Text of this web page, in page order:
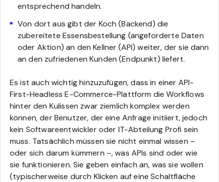
entsprechend handeln.
Von dort aus gibt der Koch (Backend) die
zubereitete Essensbestellung (angeforderte Daten
oder Aktion) an den Kellner (API) weiter, der sie dann
an den zufriedenen Kunden (Endpunkt) liefert.
Es ist auch wichtig hinzuzufügen, dass in einer API-
First-Headless E-Commerce-Plattform die Workflows
hinter den Kulissen zwar ziemlich komplex werden
können, der Benutzer, der eine Anfrage initiiert, jedoch
kein Softwareentwickler oder IT-Abteilung Profi sein
muss. Tatsächlich müssen sie nicht einmal wissen –
oder sich darum kümmern –, was APIs sind oder wie
sie funktionieren. Sie geben einfach an, was sie wollen
(typischerweise durch Klicken auf eine Schaltfläche